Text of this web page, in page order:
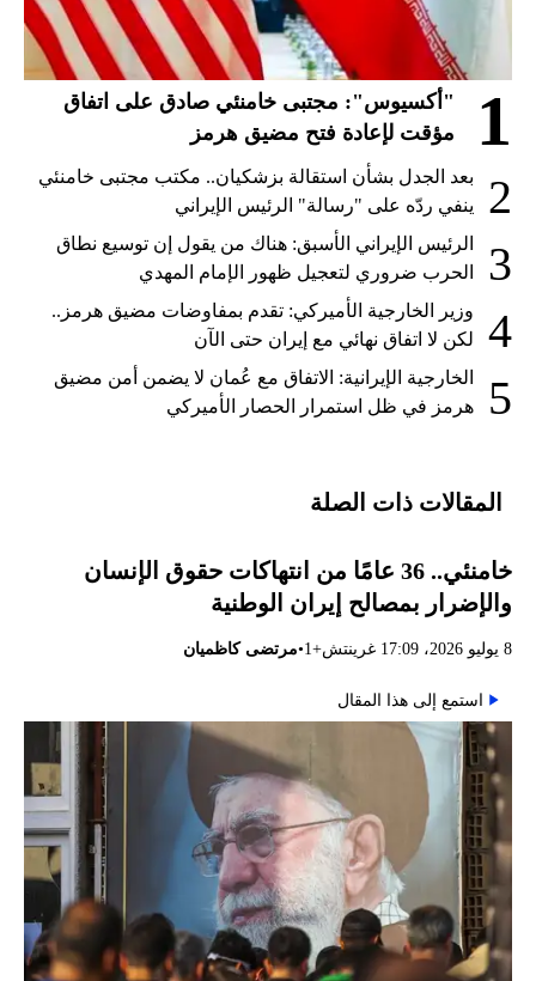
1
"أكسيوس": مجتبى خامنئي صادق على اتفاق
مؤقت لإعادة فتح مضيق هرمز
2
بعد الجدل بشأن استقالة بزشكيان.. مكتب مجتبى خامنئي
ينفي ردّه على "رسالة" الرئيس الإيراني
3
الرئيس الإيراني الأسبق: هناك من يقول إن توسيع نطاق
الحرب ضروري لتعجيل ظهور الإمام المهدي
4
وزير الخارجية الأميركي: تقدم بمفاوضات مضيق هرمز..
لكن لا اتفاق نهائي مع إيران حتى الآن
5
الخارجية الإيرانية: الاتفاق مع عُمان لا يضمن أمن مضيق
هرمز في ظل استمرار الحصار الأميركي
المقالات ذات الصلة
خامنئي.. 36 عامًا من انتهاكات حقوق الإنسان
والإضرار بمصالح إيران الوطنية
8 يوليو 2026، 17:09 غرينتش+1 •مرتضى كاظميان
استمع إلى هذا المقال